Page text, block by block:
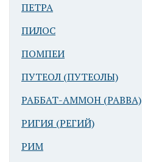
ПЕТРА
ПИЛОС
ПОМПЕИ
ПУТЕОЛ (ПУТЕОЛЫ)
РАББАТ-АММОН (РАВВА)
РИГИЯ (РЕГИЙ)
РИМ